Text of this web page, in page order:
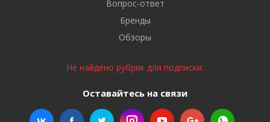
Вопрос-ответ
Бренды
Обзоры
Не найдено рубрик для подписки.
Оставайтесь на связи